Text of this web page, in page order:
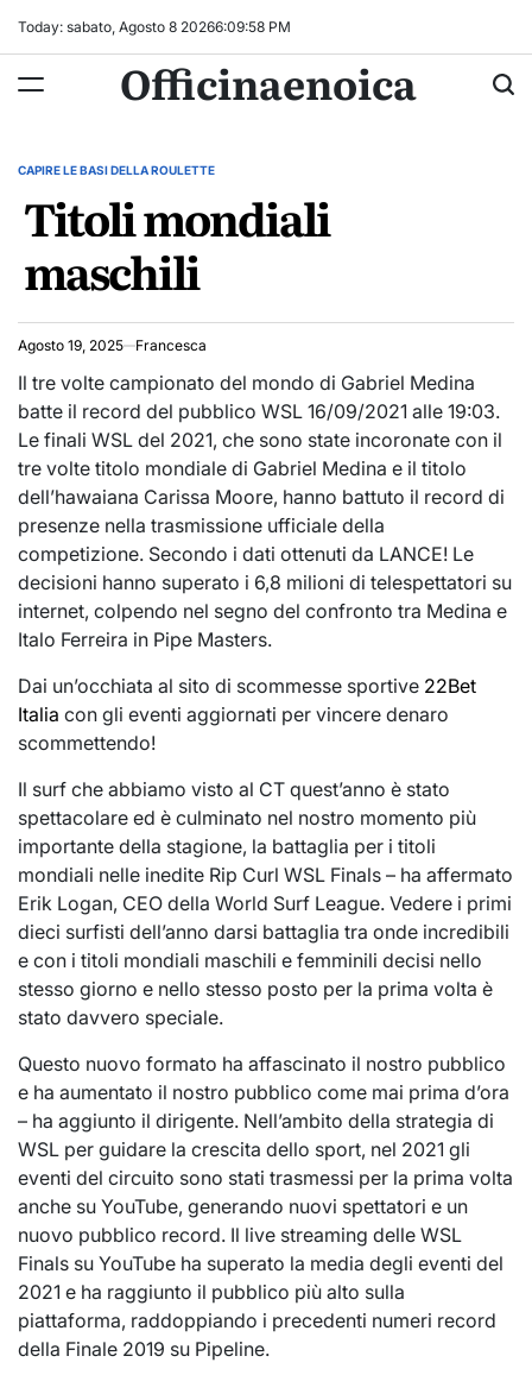
Today: sabato, Agosto 8 20266:09:58 PM
Officinaenoica
POSTED
CAPIRE LE BASI DELLA ROULETTE
Titoli mondiali
maschili
Agosto 19, 2025 Francesca
Il tre volte campionato del mondo di Gabriel Medina
batte il record del pubblico WSL 16/09/2021 alle 19:03.
Le finali WSL del 2021, che sono state incoronate con il
tre volte titolo mondiale di Gabriel Medina e il titolo
dell’hawaiana Carissa Moore, hanno battuto il record di
presenze nella trasmissione ufficiale della
competizione. Secondo i dati ottenuti da LANCE! Le
decisioni hanno superato i 6,8 milioni di telespettatori su
internet, colpendo nel segno del confronto tra Medina e
Italo Ferreira in Pipe Masters.
Dai un’occhiata al sito di scommesse sportive 22Bet
Italia con gli eventi aggiornati per vincere denaro
scommettendo!
Il surf che abbiamo visto al CT quest’anno è stato
spettacolare ed è culminato nel nostro momento più
importante della stagione, la battaglia per i titoli
mondiali nelle inedite Rip Curl WSL Finals – ha affermato
Erik Logan, CEO della World Surf League. Vedere i primi
dieci surfisti dell’anno darsi battaglia tra onde incredibili
e con i titoli mondiali maschili e femminili decisi nello
stesso giorno e nello stesso posto per la prima volta è
stato davvero speciale.
Questo nuovo formato ha affascinato il nostro pubblico
e ha aumentato il nostro pubblico come mai prima d’ora
– ha aggiunto il dirigente. Nell’ambito della strategia di
WSL per guidare la crescita dello sport, nel 2021 gli
eventi del circuito sono stati trasmessi per la prima volta
anche su YouTube, generando nuovi spettatori e un
nuovo pubblico record. Il live streaming delle WSL
Finals su YouTube ha superato la media degli eventi del
2021 e ha raggiunto il pubblico più alto sulla
piattaforma, raddoppiando i precedenti numeri record
della Finale 2019 su Pipeline.